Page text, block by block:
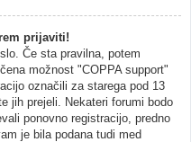
prijaviti!
Če sta pravilna, potem
možnost "COPPA support"
označili za starega pod 13
jih prejeli. Nekateri forumi bodo
ponovno registracijo, predno
je bila podana tudi med